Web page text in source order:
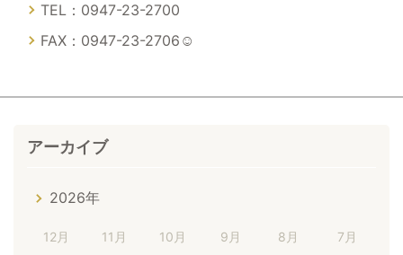
TEL：0947-23-2700
FAX：0947-23-2706☺
アーカイブ
2026年
12月 11月 10月 9月 8月 7月